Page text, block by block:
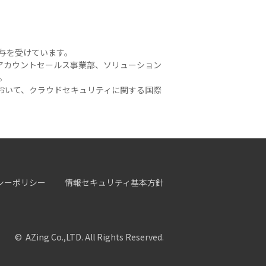
受けています。
ウントセールス事業部、ソリューション
て、クラウドセキュリティに関する国際
ーポリシー 情報セキュリティ基本方針
© AZing Co.,LTD. All Rights Reserved.